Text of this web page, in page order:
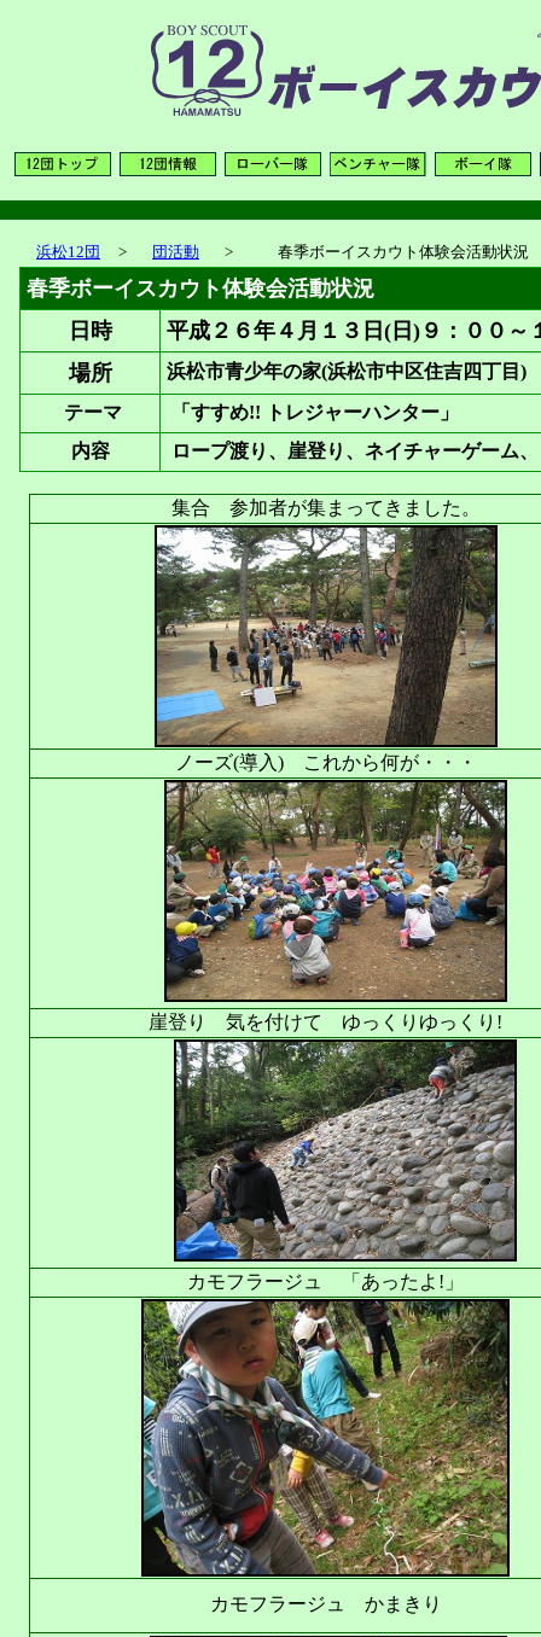
浜松12団 > 団活動 > 春季ボーイスカウト体験会活動状況
春季ボーイスカウト体験会活動状況
日時
平成２６年４月１３日(日)９：００～
場所
浜松市青少年の家(浜松市中区住吉四丁目 )
テーマ
「すすめ!! トレジャーハンター」
内容
ロープ渡り、崖登り、ネイチャーゲーム
集合 参加者が集まってきました。
ノーズ(導入) これから何が・・・
崖登り 気を付けて ゆっくりゆっくり!
カモフラージュ 「あったよ!」
カモフラージュ かまきり